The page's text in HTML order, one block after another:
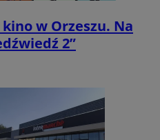
w Orzeszu. Na
2”